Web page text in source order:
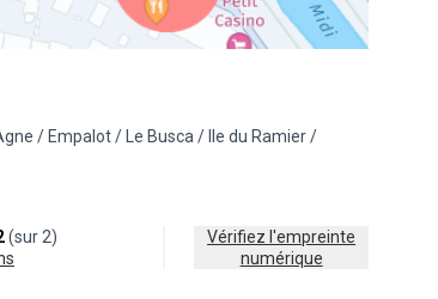
: 5 - Saint-Michel / Saint-Agne / Empalot / Le
/ Empalot / Le Busca / Ile du Ramier /
(sur 2)
Vérifiez l'empreinte
numérique